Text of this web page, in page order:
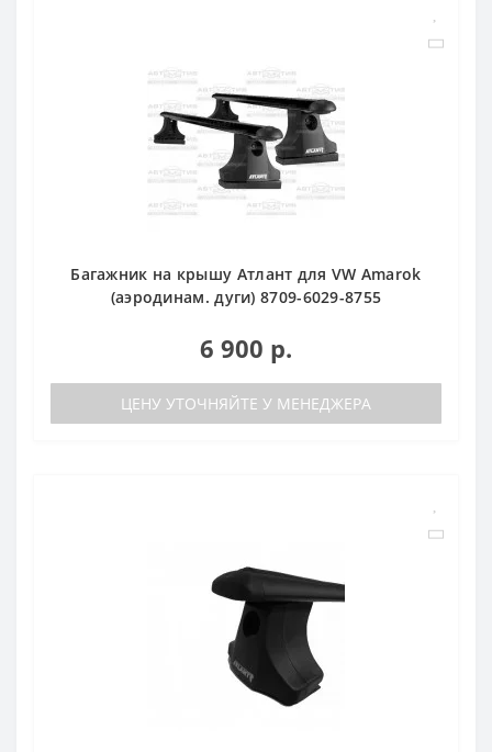
Багажник на крышу Атлант для VW Amarok
(аэродинам. дуги) 8709-6029-8755
6 900 р.
ЦЕНУ УТОЧНЯЙТЕ У МЕНЕДЖЕРА